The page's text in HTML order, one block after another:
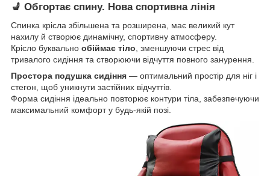
💺 Обгортає спину. Нова спортивна лінія
Спинка крісла збільшена та розширена, має великий кут
нахилу й створює динамічну, спортивну атмосферу.
Крісло буквально обіймає тіло , зменшуючи стрес від
тривалого сидіння та створюючи відчуття повного занурення.
Простора подушка сидіння — оптимальний простір для ніг і
стегон, щоб уникнути застійних відчуттів.
Форма сидіння ідеально повторює контури тіла, забезпечуючи
максимальний комфорт у будь-якій позі.